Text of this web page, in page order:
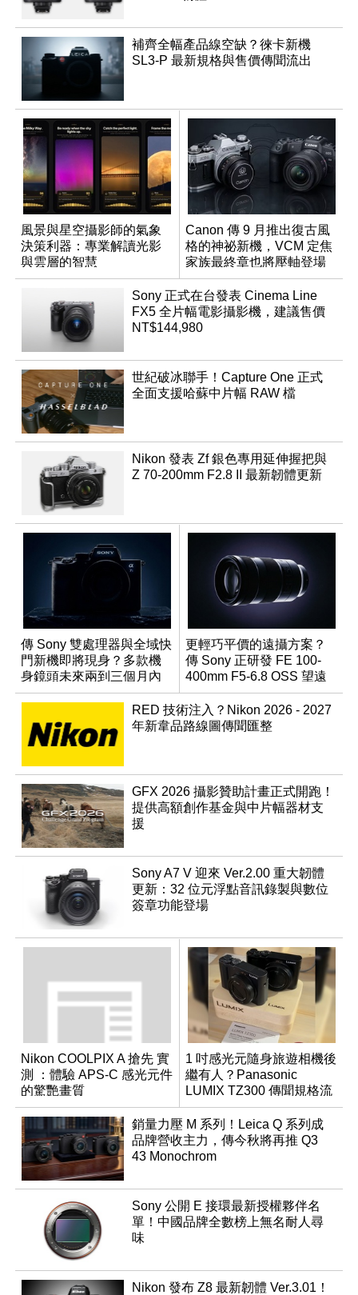
補齊全幅產品線空缺？徠卡新機
SL3-P 最新規格與售價傳聞流出
風景與星空攝影師的氣象
決策利器：專業解讀光影
與雲層的智慧
App「Atmos」登場
Canon 傳 9 月推出復古風
格的神祕新機，VCM 定焦
家族最終章也將壓軸登場
Sony 正式在台發表 Cinema Line
FX5 全片幅電影攝影機，建議售價
NT$144,980
世紀破冰聯手！Capture One 正式
全面支援哈蘇中片幅 RAW 檔
Nikon 發表 Zf 銀色專用延伸握把與
Z 70-200mm F2.8 II 最新韌體更新
傳 Sony 雙處理器與全域快
門新機即將現身？多款機
身鏡頭未來兩到三個月內
有望登場
更輕巧平價的遠攝方案？
傳 Sony 正研發 FE 100-
400mm F5-6.8 OSS 望遠
變焦鏡頭
RED 技術注入？Nikon 2026 - 2027
年新韋品路線圖傳聞匯整
GFX 2026 攝影贊助計畫正式開跑！
提供高額創作基金與中片幅器材支
援
Sony A7 V 迎來 Ver.2.00 重大韌體
更新：32 位元浮點音訊錄製與數位
簽章功能登場
Nikon COOLPIX A 搶先 實
測 ：體驗 APS-C 感光元件
的驚艷畫質
1 吋感光元隨身旅遊相機後
繼有人？Panasonic
LUMIX TZ300 傳聞規格流
出
銷量力壓 M 系列！Leica Q 系列成
品牌營收主力，傳今秋將再推 Q3
43 Monochrom
Sony 公開 E 接環最新授權夥伴名
單！中國品牌全數榜上無名耐人尋
味
Nikon 發布 Z8 最新韌體 Ver.3.01！